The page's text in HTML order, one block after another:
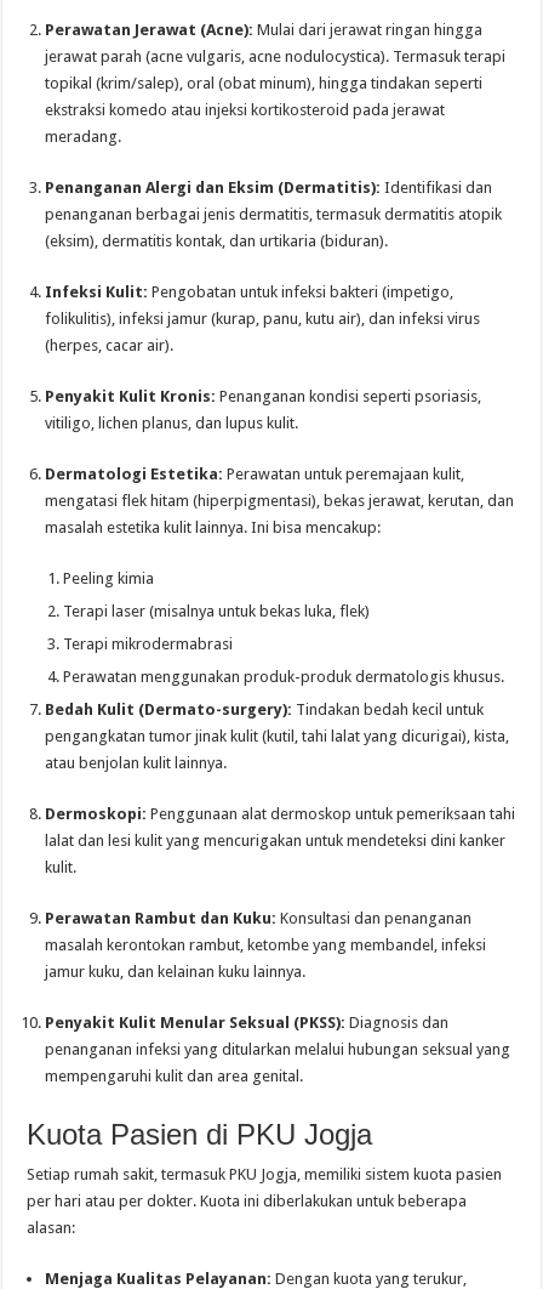
Perawatan Jerawat (Acne): Mulai dari jerawat ringan hingga
jerawat parah (acne vulgaris, acne nodulocystica). Termasuk terapi
topikal (krim/salep), oral (obat minum), hingga tindakan seperti
ekstraksi komedo atau injeksi kortikosteroid pada jerawat
meradang.
Penanganan Alergi dan Eksim (Dermatitis): Identifikasi dan
penanganan berbagai jenis dermatitis, termasuk dermatitis atopik
(eksim), dermatitis kontak, dan urtikaria (biduran).
Infeksi Kulit: Pengobatan untuk infeksi bakteri (impetigo,
folikulitis), infeksi jamur (kurap, panu, kutu air), dan infeksi virus
(herpes, cacar air).
Penyakit Kulit Kronis: Penanganan kondisi seperti psoriasis,
vitiligo, lichen planus, dan lupus kulit.
Dermatologi Estetika: Perawatan untuk peremajaan kulit,
mengatasi flek hitam (hiperpigmentasi), bekas jerawat, kerutan, dan
masalah estetika kulit lainnya. Ini bisa mencakup:
Peeling kimia
Terapi laser (misalnya untuk bekas luka, flek)
Terapi mikrodermabrasi
Perawatan menggunakan produk-produk dermatologis khusus.
Bedah Kulit (Dermato-surgery): Tindakan bedah kecil untuk
pengangkatan tumor jinak kulit (kutil, tahi lalat yang dicurigai), kista,
atau benjolan kulit lainnya.
Dermoskopi: Penggunaan alat dermoskop untuk pemeriksaan tahi
lalat dan lesi kulit yang mencurigakan untuk mendeteksi dini kanker
kulit.
Perawatan Rambut dan Kuku: Konsultasi dan penanganan
masalah kerontokan rambut, ketombe yang membandel, infeksi
jamur kuku, dan kelainan kuku lainnya.
Penyakit Kulit Menular Seksual (PKSS): Diagnosis dan
penanganan infeksi yang ditularkan melalui hubungan seksual yang
mempengaruhi kulit dan area genital.
Kuota Pasien di PKU Jogja
Setiap rumah sakit, termasuk PKU Jogja, memiliki sistem kuota pasien
per hari atau per dokter. Kuota ini diberlakukan untuk beberapa
alasan:
Menjaga Kualitas Pelayanan: Dengan kuota yang terukur,